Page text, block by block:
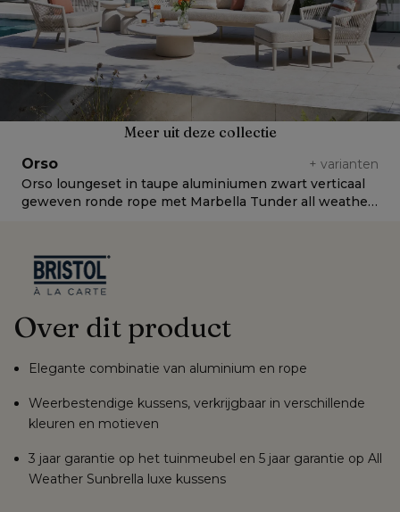
Meer uit deze collectie
Orso + varianten
Orso loungeset in taupe aluminiumen zwart verticaal
geweven ronde rope met Marbella Tunder all weather
Over dit product
Elegante combinatie van aluminium en rope
Weerbestendige kussens, verkrijgbaar in verschillende
kleuren en motieven
3 jaar garantie op het tuinmeubel en 5 jaar garantie op All
Weather Sunbrella luxe kussens